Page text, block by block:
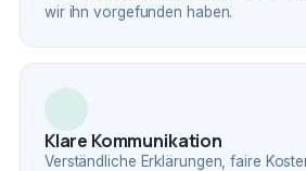
wir ihn vorgefunden haben.
Klare Kommunikation
Verständliche Erklärungen, faire